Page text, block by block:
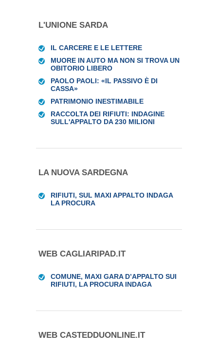
L'UNIONE SARDA
IL CARCERE E LE LETTERE
MUORE IN AUTO MA NON SI TROVA UN
OBITORIO LIBERO
PAOLO PAOLI: «IL PASSIVO È DI
CASSA»
PATRIMONIO INESTIMABILE
RACCOLTA DEI RIFIUTI: INDAGINE
SULL'APPALTO DA 230 MILIONI
LA NUOVA SARDEGNA
RIFIUTI, SUL MAXI APPALTO INDAGA
LA PROCURA
WEB CAGLIARIPAD.IT
COMUNE, MAXI GARA D’APPALTO SUI
RIFIUTI, LA PROCURA INDAGA
WEB CASTEDDUONLINE.IT